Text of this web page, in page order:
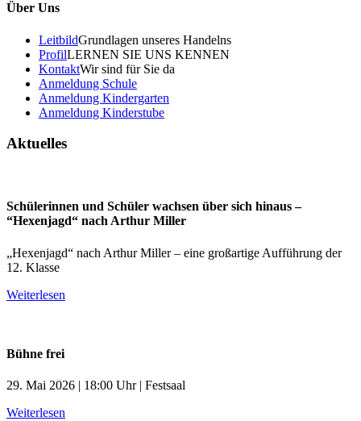
Über Uns
LeitbildGrundlagen unseres Handelns
ProfilLERNEN SIE UNS KENNEN
KontaktWir sind für Sie da
Anmeldung Schule
Anmeldung Kindergarten
Anmeldung Kinderstube
Aktuelles
Schülerinnen und Schüler wachsen über sich hinaus –
“Hexenjagd“ nach Arthur Miller
„Hexenjagd“ nach Arthur Miller – eine großartige Aufführung der
12. Klasse
Weiterlesen
Bühne frei
29. Mai 2026 | 18:00 Uhr | Festsaal
Weiterlesen